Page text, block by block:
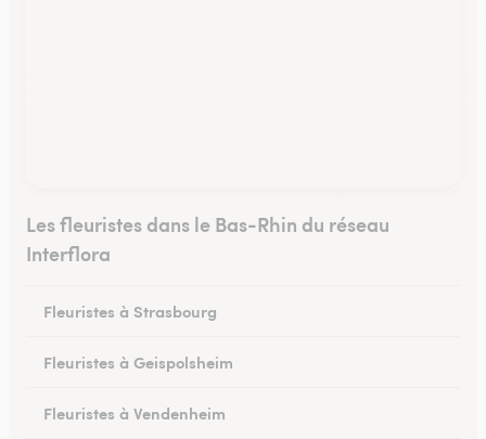
Les fleuristes dans le Bas-Rhin du réseau
Interflora
Fleuristes à Strasbourg
Fleuristes à Geispolsheim
Fleuristes à Vendenheim